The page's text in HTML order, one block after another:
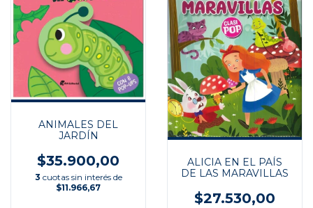
ANIMALES DEL
JARDÍN
$35.900,00
3 cuotas sin interés de
$11.966,67
ALICIA EN EL PAÍS
DE LAS MARAVILLAS
$27.530,00